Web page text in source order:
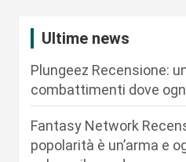
Ultime news
Plungeez Recensione:
combattimenti dove
Fantasy Network
popolarità è un’arma e